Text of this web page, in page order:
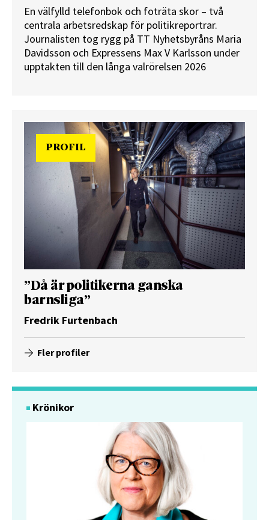
En välfylld telefonbok och foträta skor – två
centrala arbetsredskap för politikreportrar.
Journalisten tog rygg på TT Nyhetsbyråns Maria
Davidsson och Expressens Max V Karlsson under
upptakten till den långa valrörelsen 2026
PROFIL
”Då är politikerna ganska
barnsliga”
Fredrik Furtenbach
Fler profiler
Krönikor